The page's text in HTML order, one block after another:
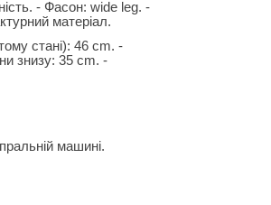
- Фасон: wide leg. -
матеріал.
стані): 46 cm. -
знизу: 35 cm. -
машині.